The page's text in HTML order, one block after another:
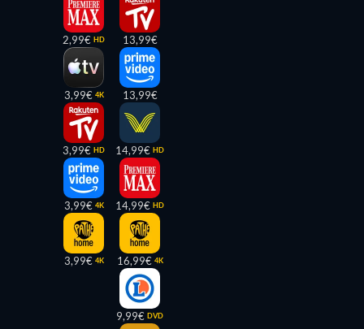
2,99€ HD
3,99€ 4K
3,99€ HD
3,99€ 4K
3,99€ 4K
13,99€
13,99€
14,99€ HD
14,99€ HD
16,99€ 4K
9,99€ DVD